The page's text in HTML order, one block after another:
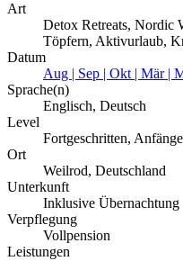
Art
Detox Retreats, Nordic
Töpfern, Aktivurlaub,
Datum
Aug | Sep | Okt | Mär |
Sprache(n)
Englisch, Deutsch
Level
Fortgeschritten,
Ort
Weilrod, Deutschland
Unterkunft
Inklusive Übernachtung
Verpflegung
Vollpension
Leistungen